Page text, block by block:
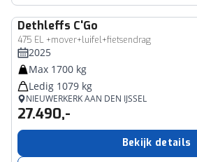
Dethleffs C'Go
475 EL +mover+luifel+fietsendrag
2025
Max 1700 kg
Ledig 1079 kg
NIEUWERKERK AAN DEN IJSSEL
27.490,-
Bekijk details